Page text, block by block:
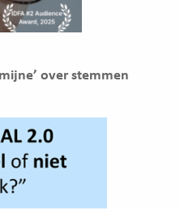
over stemmen